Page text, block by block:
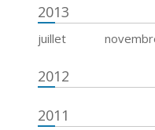
2013
juillet
2012
2011